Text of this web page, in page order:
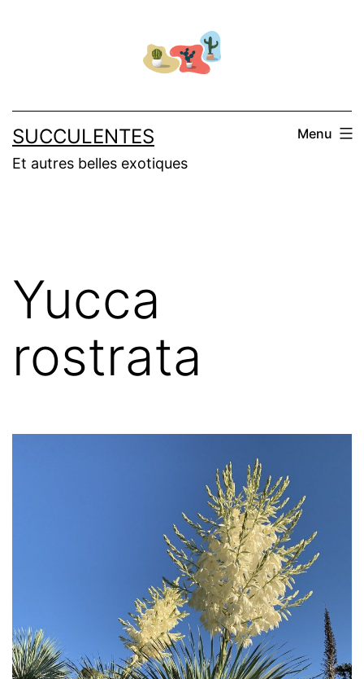
SUCCULENTES
Et autres belles exotiques
Menu
Yucca
rostrata